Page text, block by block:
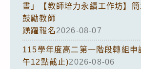
畫」【教師培力永續工作坊】
鼓勵教師
踴躍報名2026-08-07
115學年度高二第一階段轉組申
午12點截止)2026-08-06